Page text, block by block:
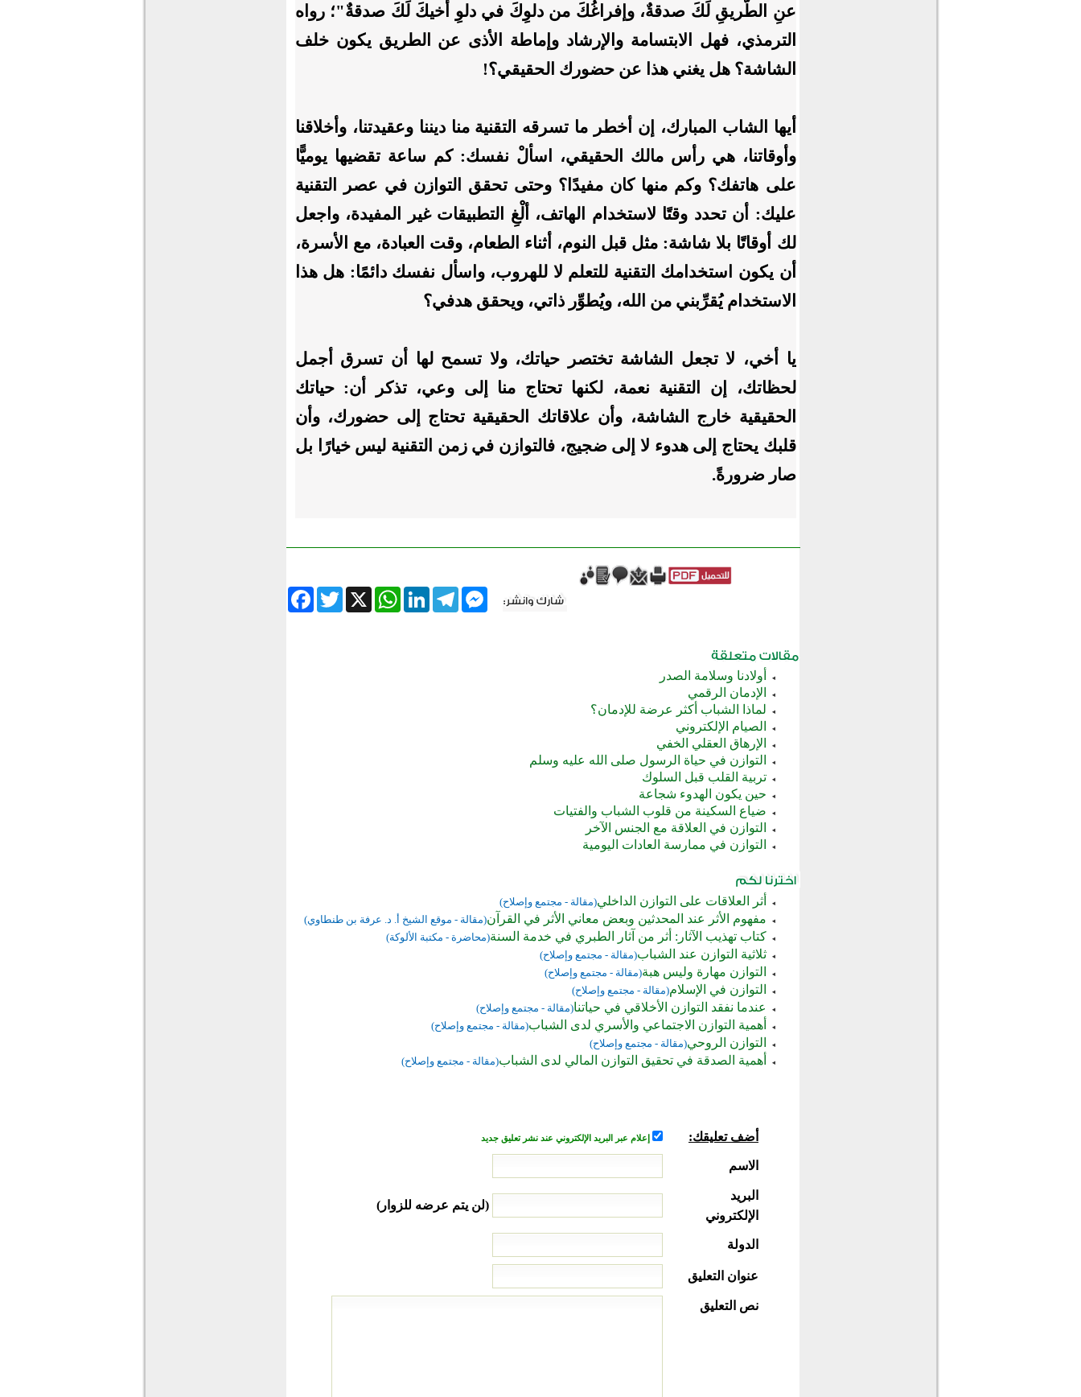
عنِ الطَّريقِ لَكَ صدقةٌ، وإفراغُكَ من دلوِكَ في دلوِ أخيكَ لَكَ صدقةٌ"؛ رواه
الترمذي، فهل الابتسامة والإرشاد وإماطة الأذى عن الطريق يكون خلف
الشاشة؟ هل يغني هذا عن حضورك الحقيقي؟!
أيها الشاب المبارك، إن أخطر ما تسرقه التقنية منا ديننا وعقيدتنا، وأخلاقنا
وأوقاتنا، هي رأس مالك الحقيقي، اسألْ نفسك: كم ساعة تقضيها يوميًّا
على هاتفك؟ وكم منها كان مفيدًا؟ وحتى تحقق التوازن في عصر التقنية
عليك: أن تحدد وقتًا لاستخدام الهاتف، ألْغِ التطبيقات غير المفيدة، واجعل
لك أوقاتًا بلا شاشة: مثل قبل النوم، أثناء الطعام، وقت العبادة، مع الأسرة،
أن يكون استخدامك التقنية للتعلم لا للهروب، واسأل نفسك دائمًا: هل هذا
الاستخدام يُقرِّبني من الله، ويُطوِّر ذاتي، ويحقق هدفي؟
يا أخي، لا تجعل الشاشة تختصر حياتك، ولا تسمح لها أن تسرق أجمل
لحظاتك، إن التقنية نعمة، لكنها تحتاج منا إلى وعي، تذكر أن: حياتك
الحقيقية خارج الشاشة، وأن علاقاتك الحقيقية تحتاج إلى حضورك، وأن
قلبك يحتاج إلى هدوء لا إلى ضجيج، فالتوازن في زمن التقنية ليس خيارًا بل
صار ضرورةً.
FacebookTwitter X
WhatsAppLinkedInTelegram
Messenger
أولادنا وسلامة الصدر
الإدمان الرقمي
لماذا الشباب أكثر عرضة للإدمان؟
الصيام الإلكتروني
الإرهاق العقلي الخفي
التوازن في حياة الرسول صلى الله عليه وسلم
تربية القلب قبل السلوك
حين يكون الهدوء شجاعة
ضياع السكينة من قلوب الشباب والفتيات
التوازن في العلاقة مع الجنس الآخر
التوازن في ممارسة العادات اليومية
أثر العلاقات على التوازن الداخلي(مقالة - مجتمع وإصلاح)
مفهوم الأثر عند المحدثين وبعض معاني الأثر في القرآن(مقالة - موقع الشيخ أ. د. عرفة بن طنطاوي)
كتاب تهذيب الآثار: أثر من آثار الطبري في خدمة السنة(محاضرة - مكتبة الألوكة)
ثلاثية التوازن عند الشباب(مقالة - مجتمع وإصلاح)
التوازن مهارة وليس هبة(مقالة - مجتمع وإصلاح)
التوازن في الإسلام(مقالة - مجتمع وإصلاح)
عندما نفقد التوازن الأخلاقي في حياتنا(مقالة - مجتمع وإصلاح)
أهمية التوازن الاجتماعي والأسري لدى الشباب(مقالة - مجتمع وإصلاح)
التوازن الروحي(مقالة - مجتمع وإصلاح)
أهمية الصدقة في تحقيق التوازن المالي لدى الشباب(مقالة - مجتمع وإصلاح)
أضف تعليقك: إعلام عبر البريد الإلكتروني عند نشر تعليق جديد
الاسم
البريد
الإلكتروني
(لن يتم عرضه للزوار)
الدولة
عنوان التعليق
نص التعليق